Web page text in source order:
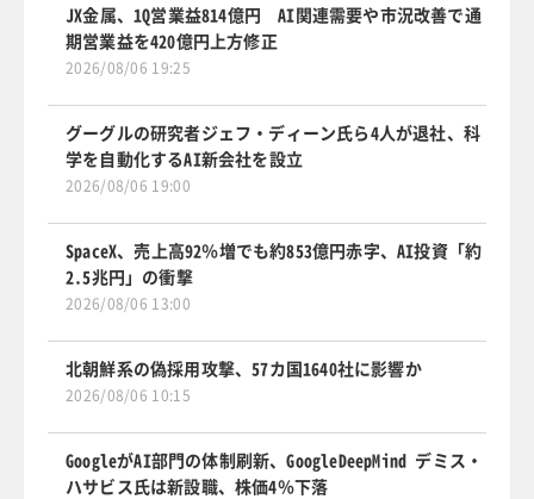
JX金属、1Q営業益814億円 AI関連需要や市況改善で通
期営業益を420億円上方修正
2026/08/06 19:25
グーグルの研究者ジェフ・ディーン氏ら4人が退社、科
学を自動化するAI新会社を設立
2026/08/06 19:00
SpaceX、売上高92％増でも約853億円赤字、AI投資「約
2.5兆円」の衝撃
2026/08/06 13:00
北朝鮮系の偽採用攻撃、57カ国1640社に影響か
2026/08/06 10:15
GoogleがAI部門の体制刷新、GoogleDeepMind デミス・
ハサビス氏は新設職、株価4％下落